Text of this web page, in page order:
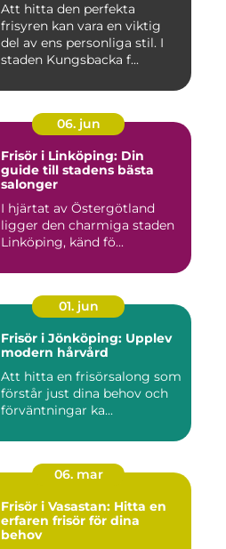
Att hitta den perfekta
frisyren kan vara en viktig
del av ens personliga stil. I
staden Kungsbacka f...
06. jun
Frisör i Linköping: Din
guide till stadens bästa
salonger
I hjärtat av Östergötland
ligger den charmiga staden
Linköping, känd fö...
01. jun
Frisör i Jönköping: Upplev
modern hårvård
Att hitta en frisörsalong som
förstår just dina behov och
förväntningar ka...
06. mar
Frisör i Vasastan: Hitta en
erfaren frisör för dina
behov